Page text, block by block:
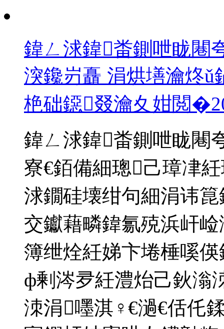
鍏ㄥ浗鍏畨鍘呭眬闀
湥鑱岃矗 涓烘墡瀹炵
栬础鐚叕瀹夊姏閲�
鍏ㄥ浗鍏畨鍘呭眬
寮€銆備細璁己璋冿
浗鐗硅壊绀句細涓讳
交钀藉疄鍏氱殑浜屽
簿绁烇紝娣卞埢棰嗘
ф剰涔夛紝澧炲己鈥滃
洓涓嚜淇♀€濄€佸仛